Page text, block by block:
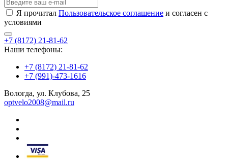
Я прочитал Пользовательское соглашение и согласен с
условиями
+7 (8172) 21-81-62
Наши телефоны:
+7 (8172) 21-81-62
+7 (991)-473-1616
Вологда, ул. Клубова, 25
optvelo2008@mail.ru